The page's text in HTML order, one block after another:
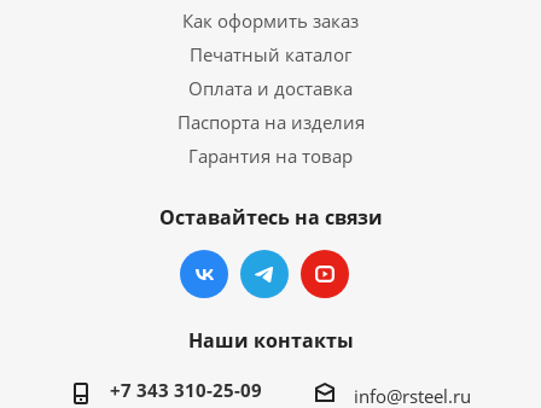
Как оформить заказ
Печатный каталог
Оплата и доставка
Паспорта на изделия
Гарантия на товар
Оставайтесь на связи
Наши контакты
+7 343 310-25-09 info@rsteel.ru